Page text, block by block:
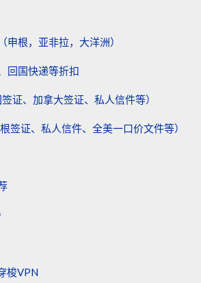
申根，亚非拉，大洋洲）
回国快递等折扣
证、加拿大签证、私人信件等）
签证、私人信件、全美一口价文件等）
梭VPN